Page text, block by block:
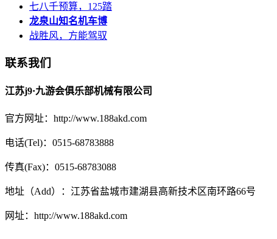
七八千预算，125踏
龙泉山知名机车博
战胜风，方能驾驭
联系我们
江苏j9·九游会俱乐部机械有限公司
官方网址：http://www.188akd.com
电话(Tel)：0515-68783888
传真(Fax)：0515-68783088
地址（Add）：江苏省盐城市建湖县高新技术区南环路66号
网址：http://www.188akd.com